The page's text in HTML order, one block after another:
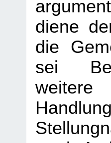
diene
die
sei